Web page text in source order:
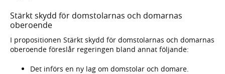
Stärkt skydd för domstolarnas och domarnas
oberoende
I propositionen Stärkt skydd för domstolarnas och domarnas
oberoende föreslår regeringen bland annat följande:
Det införs en ny lag om domstolar och domare.